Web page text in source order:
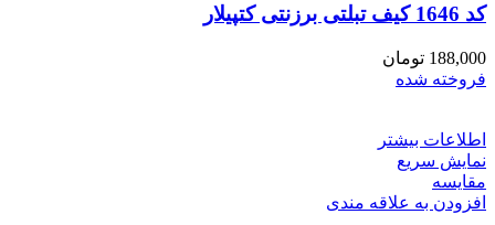
کد 1646 کیف تبلتی برزنتی کتپیلار
188,000 تومان
فروخته شده
اطلاعات بیشتر
نمایش سریع
مقايسه
افزودن به علاقه مندی